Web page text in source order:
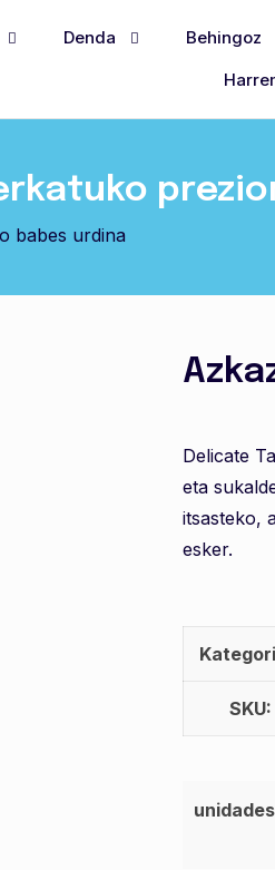
Denda Behingoz
babes urdina
Delicate
eta
itsasteko,
esker.
SKU:
unidades